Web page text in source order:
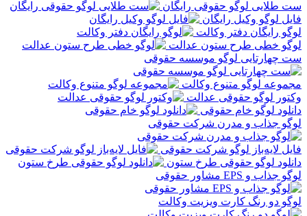
ست طلایی لوگو حقوقی رایگان
فایل لوگو وکیل رایگان
لوگو رایگان دفتر وکالت
لوگو خطی طرح ستون عدالت
ست چهارتایی لوگو موسسه حقوقی
مجموعه لوگو متنوع وکالت
وکتور لوگو حقوقی عدالت
دانلود لوگو خام حقوقی
لوگو جذاب و مدرن شرکت حقوقی
فایل لایه‌باز لوگو شرکت حقوقی
دانلود لوگو حقوقی طرخ ستون
لوگو جذاب و EPS مشاور حقوقی
لوگو دو رنگ کارت ویزیت وکالت